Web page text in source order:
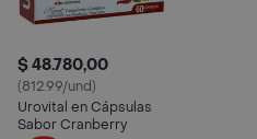
$ 48.780,00
(812.99/und)
Urovital en Cápsulas
Sabor Cranberry